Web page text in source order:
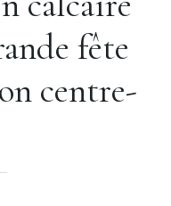
fête
centre-